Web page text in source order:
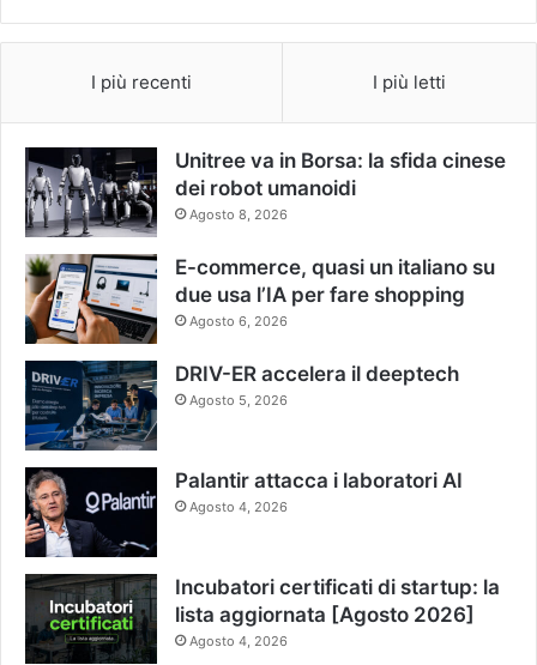
I più recenti I più letti
Unitree va in Borsa: la sfida cinese
dei robot umanoidi
Agosto 8, 2026
E-commerce, quasi un italiano su
due usa l’IA per fare shopping
Agosto 6, 2026
DRIV-ER accelera il deeptech
Agosto 5, 2026
Palantir attacca i laboratori AI
Agosto 4, 2026
Incubatori certificati di startup: la
lista aggiornata [Agosto 2026]
Agosto 4, 2026